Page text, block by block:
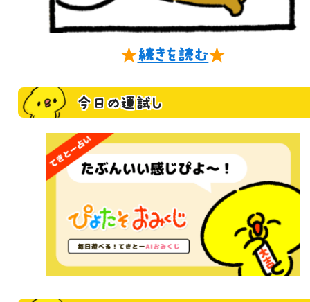
★続きを読む★
今日の運試し